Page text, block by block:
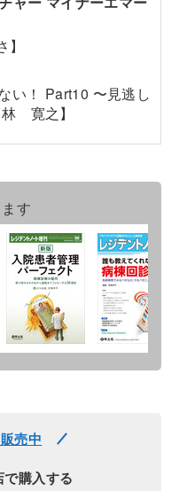
！ Part10 〜見逃し
寛之】
す
売中
購入する